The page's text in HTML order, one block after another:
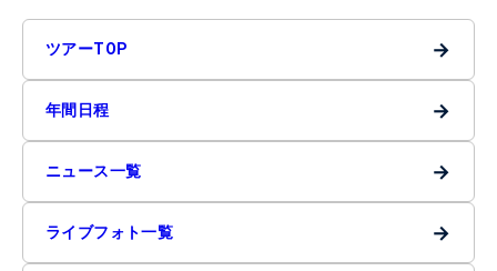
ツアーTOP →
年間日程 →
ニュース一覧 →
ライブフォト一覧 →